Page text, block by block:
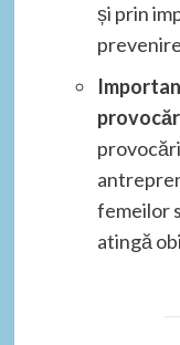
și prin
femeilor
atingă